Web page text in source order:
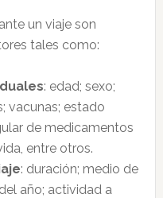
un viaje son
tales como:
: edad; sexo;
vacunas; estado
de medicamentos
entre otros.
: duración; medio de
año; actividad a